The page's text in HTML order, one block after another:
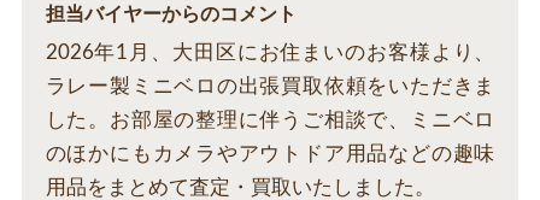
担当バイヤーからのコメント
2026年1月、大田区にお住まいのお客様より、
ラレー製ミニベロの出張買取依頼をいただきま
した。お部屋の整理に伴うご相談で、ミニベロ
のほかにもカメラやアウトドア用品などの趣味
用品をまとめて査定・買取いたしました。